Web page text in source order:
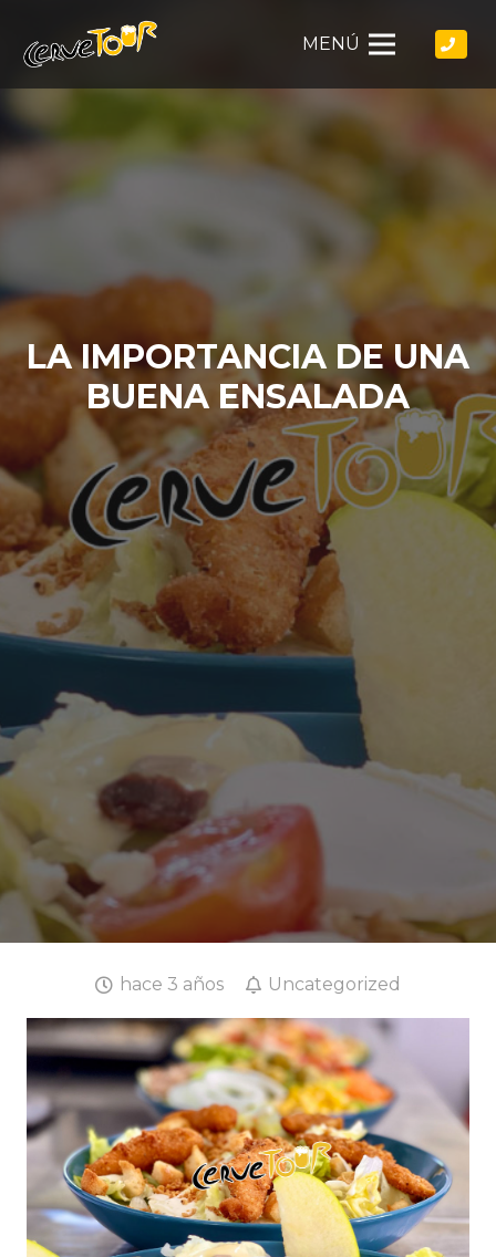
MENÚ
LA IMPORTANCIA DE UNA
BUENA ENSALADA
hace 3 años Uncategorized